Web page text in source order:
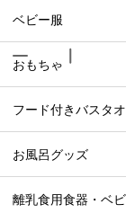
ベビー服
おもちゃ
フード付きバスタ
お風呂グッズ
離乳食用食器・ベ